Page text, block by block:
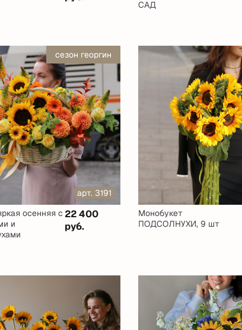
САД
арт. 3191
сезон георгин
осенняя с
и
22 400
руб.
Монобукет
ПОДСОЛНУХИ, 9 шт